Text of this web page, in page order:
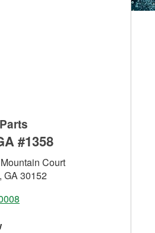
#1358
Court
GA 30152